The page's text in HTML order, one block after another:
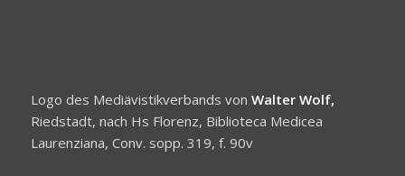
Logo des Mediävistikverbands von Walter Wolf,
Riedstadt, nach Hs Florenz, Biblioteca Medicea
Laurenziana, Conv. sopp. 319, f. 90v